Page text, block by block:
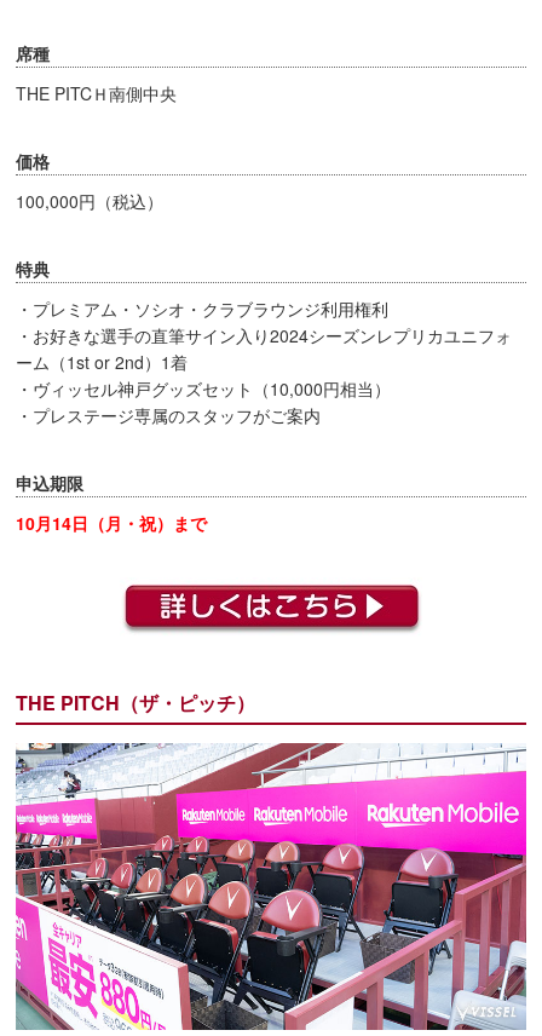
席種
THE PITCＨ南側中央
価格
100,000円（税込）
特典
・プレミアム・ソシオ・クラブラウンジ利用権利
・お好きな選手の直筆サイン入り2024シーズンレプリカユニフォ
ーム（1st or 2nd）1着
・ヴィッセル神戸グッズセット（10,000円相当）
・プレステージ専属のスタッフがご案内
申込期限
10月14日（月・祝）まで
THE PITCH（ザ・ピッチ）